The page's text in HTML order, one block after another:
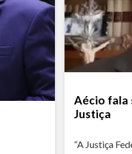
Aécio fala
Justiça
“A Justiça